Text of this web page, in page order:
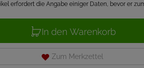
erfordert die Angabe einiger Daten, bevor er
In den Warenkorb
Zum Merkzettel